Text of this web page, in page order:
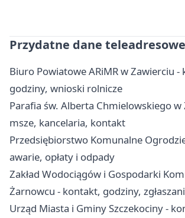
Przydatne dane teleadresowe
Biuro Powiatowe ARiMR w Zawierciu -
godziny, wnioski rolnicze
Parafia św. Alberta Chmielowskiego w
msze, kancelaria, kontakt
Przedsiębiorstwo Komunalne
awarie, opłaty i odpady
Zakład Wodociągów i Gospodarki
Żarnowcu - kontakt, godziny,
Urząd Miasta i Gminy Szczekociny -